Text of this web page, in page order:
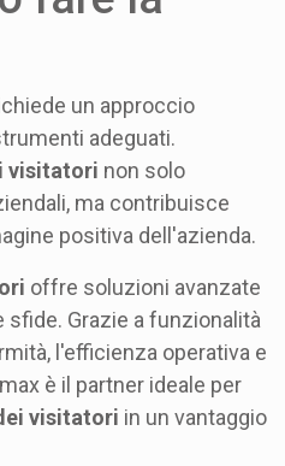
un approccio
adeguati.
visitatori non solo
ma contribuisce
positiva dell'azienda.
offre soluzioni avanzate
Grazie a funzionalità
l'efficienza operativa e
è il partner ideale per
visitatori in un vantaggio